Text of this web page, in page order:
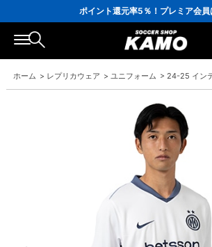
ポイント還元率5％！プレミア会員
会員の方にはお誕生月に「10％OFFクーポ
16,000円(税込)以上でシューズケースプ
3,300円(税込)以上で送料無料！
ホーム > レプリカウェア > ユニフォーム > 24-25 イン